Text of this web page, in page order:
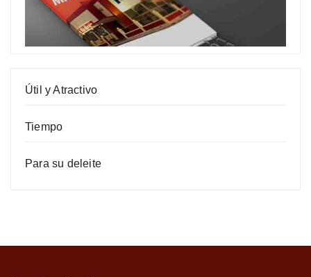
Útil y Atractivo
Tiempo
Para su deleite